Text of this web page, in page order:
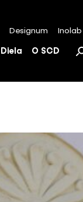
Designum Inolab
Diela O SCD